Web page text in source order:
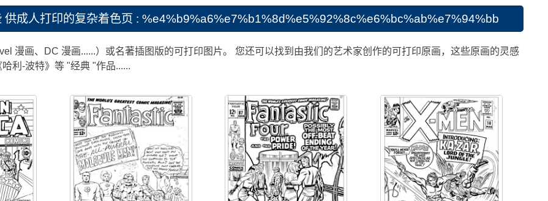
供成人打印的复杂着色页 : %e4%b9%a6%e7%b1%8d%e5%92%8c%e6%bc%ab%e7%94%bb
漫画、DC 漫画......）或名著插图版的可打印图片。 您还可以找到由我们的艺术家创作的可打印原画，这些原画的灵感
利-波特》等 "经典 "作品......